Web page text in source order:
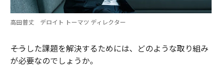
高田普丈 デロイト トーマツ ディレクター
――そうした課題を解決するためには、どのような取り組み
が必要なのでしょうか。